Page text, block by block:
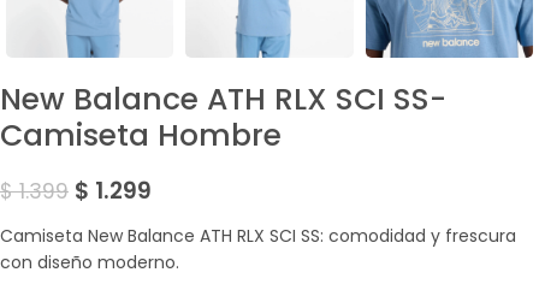
New Balance ATH RLX SCI SS-
Camiseta Hombre
$1.399 $ 1.299
Camiseta New Balance ATH RLX SCI SS: comodidad y frescura
con diseño moderno.